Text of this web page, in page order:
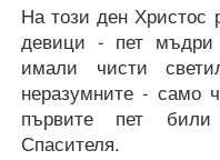
На този ден Христос
девици - пет
имали чисти
неразумните - само
първите пет
Спасителя.